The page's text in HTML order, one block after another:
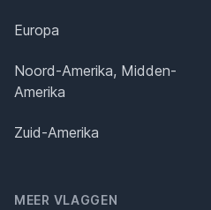
Europa
Noord-Amerika, Midden-
Amerika
Zuid-Amerika
MEER VLAGGEN